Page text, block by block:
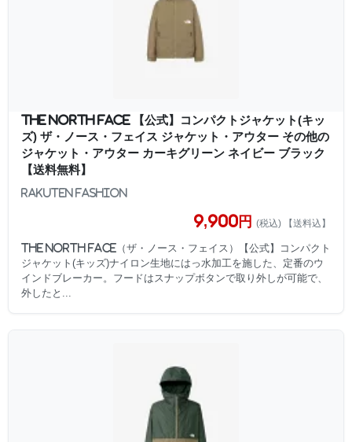
THE NORTH FACE 【公式】コンパクトジャケット(キッ
ズ) ザ・ノース・フェイス ジャケット・アウター その他の
ジャケット・アウター カーキグリーン ネイビー ブラック
【送料無料】
Rakuten Fashion
9,900円 (税込) 【送料込】
THE NORTH FACE（ザ・ノース・フェイス）【公式】コンパクト
ジャケット(キッズ)ナイロン生地にはっ水加工を施した、定番のウ
インドブレーカー。フードはスナップボタンで取り外しが可能で、
外したと...